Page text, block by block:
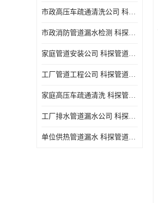
市政高压车疏通清洗公司 科探管道工程 经验丰富
市政消防管道漏水检测 科探管道工程 快速上门
家庭管道安装公司 科探管道工程 团队服务
工厂管道工程公司 科探管道工程 时效快
家庭高压车疏通清洗 科探管道工程 服务周到
工厂排水管道漏水公司 科探管道工程 快速上门
单位供热管道漏水 科探管道工程 设备齐